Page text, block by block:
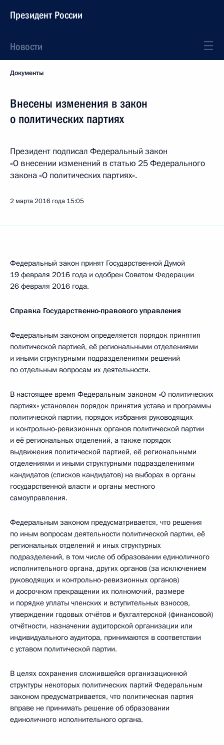
Президент России
Новости
Документы
Внесены изменения в закон
о политических партиях
Президент подписал Федеральный закон
«О внесении изменений в статью 25 Федерального
закона «О политических партиях».
2 марта 2016 года 15:05
Федеральный закон принят Государственной Думой
19 февраля 2016 года и одобрен Советом Федерации
26 февраля 2016 года.
Справка Государственно-правового управления
Федеральным законом определяется порядок принятия
политической партией, её региональными отделениями
и иными структурными подразделениями решений
по отдельным вопросам их деятельности.
В настоящее время Федеральным законом «О политических
партиях» установлен порядок принятия устава и программы
политической партии, порядок избрания руководящих
и контрольно-ревизионных органов политической партии
и её региональных отделений, а также порядок
выдвижения политической партией, её региональными
отделениями и иными структурными подразделениями
кандидатов (списков кандидатов) на выборах в органы
государственной власти и органы местного
самоуправления.
Федеральным законом предусматривается, что решения
по иным вопросам деятельности политической партии, её
региональных отделений и иных структурных
подразделений, в том числе об образовании единоличного
исполнительного органа, других органов (за исключением
руководящих и контрольно-ревизионных органов)
и досрочном прекращении их полномочий, размере
и порядке уплаты членских и вступительных взносов,
утверждении годовых отчётов и бухгалтерской (финансовой)
отчётности, назначении аудиторской организации или
индивидуального аудитора, принимаются в соответствии
с уставом политической партии.
В целях сохранения сложившейся организационной
структуры некоторых политических партий Федеральным
законом предусматривается, что политическая партия
вправе не принимать решение об образовании
единоличного исполнительного органа.